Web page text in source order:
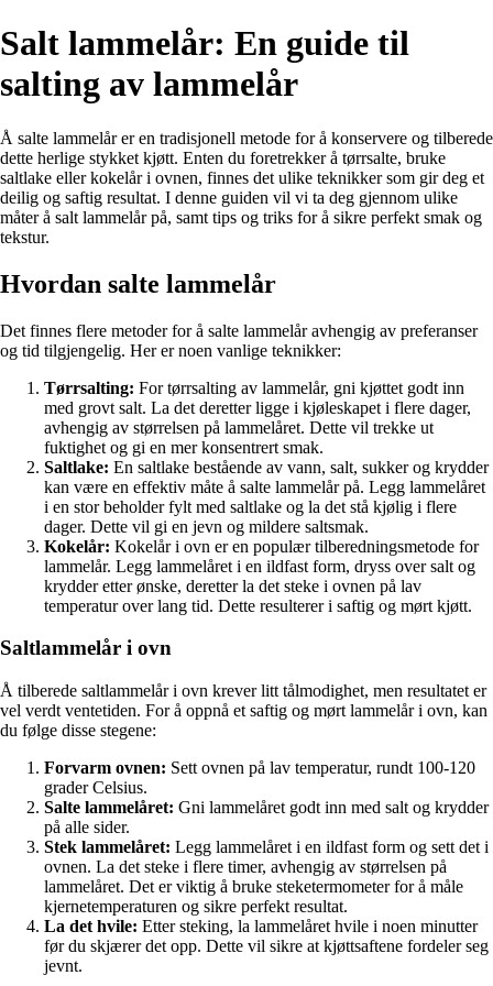
Salt lammelår: En guide til
salting av lammelår
Å salte lammelår er en tradisjonell metode for å konservere og tilberede
dette herlige stykket kjøtt. Enten du foretrekker å tørrsalte, bruke
saltlake eller kokelår i ovnen, finnes det ulike teknikker som gir deg et
deilig og saftig resultat. I denne guiden vil vi ta deg gjennom ulike
måter å salt lammelår på, samt tips og triks for å sikre perfekt smak og
tekstur.
Hvordan salte lammelår
Det finnes flere metoder for å salte lammelår avhengig av preferanser
og tid tilgjengelig. Her er noen vanlige teknikker:
Tørrsalting: For tørrsalting av lammelår, gni kjøttet godt inn
med grovt salt. La det deretter ligge i kjøleskapet i flere dager,
avhengig av størrelsen på lammelåret. Dette vil trekke ut
fuktighet og gi en mer konsentrert smak.
Saltlake: En saltlake bestående av vann, salt, sukker og krydder
kan være en effektiv måte å salte lammelår på. Legg lammelåret
i en stor beholder fylt med saltlake og la det stå kjølig i flere
dager. Dette vil gi en jevn og mildere saltsmak.
Kokelår: Kokelår i ovn er en populær tilberedningsmetode for
lammelår. Legg lammelåret i en ildfast form, dryss over salt og
krydder etter ønske, deretter la det steke i ovnen på lav
temperatur over lang tid. Dette resulterer i saftig og mørt kjøtt.
Saltlammelår i ovn
Å tilberede saltlammelår i ovn krever litt tålmodighet, men resultatet er
vel verdt ventetiden. For å oppnå et saftig og mørt lammelår i ovn, kan
du følge disse stegene:
Forvarm ovnen: Sett ovnen på lav temperatur, rundt 100-120
grader Celsius.
Salte lammelåret: Gni lammelåret godt inn med salt og krydder
på alle sider.
Stek lammelåret: Legg lammelåret i en ildfast form og sett det i
ovnen. La det steke i flere timer, avhengig av størrelsen på
lammelåret. Det er viktig å bruke steketermometer for å måle
kjernetemperaturen og sikre perfekt resultat.
La det hvile: Etter steking, la lammelåret hvile i noen minutter
før du skjærer det opp. Dette vil sikre at kjøttsaftene fordeler seg
jevnt.